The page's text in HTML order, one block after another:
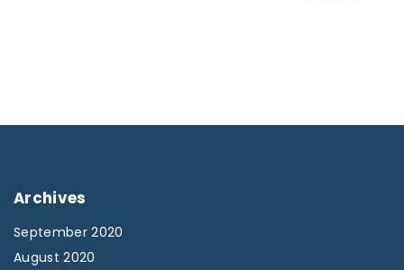
Archives
September 2020
August 2020